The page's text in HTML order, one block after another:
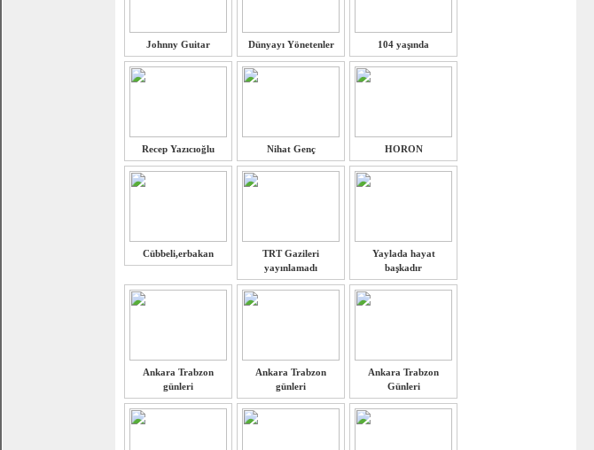
Johnny Guitar Dünyayı Yönetenler 104 yaşında
Recep Yazıcıoğlu Nihat Genç HORON
Cübbeli,erbakan
TRT Gazileri
yayınlamadı
Yaylada hayat
başkadır
Ankara Trabzon
günleri
Ankara Trabzon
günleri
Ankara Trabzon
Günleri